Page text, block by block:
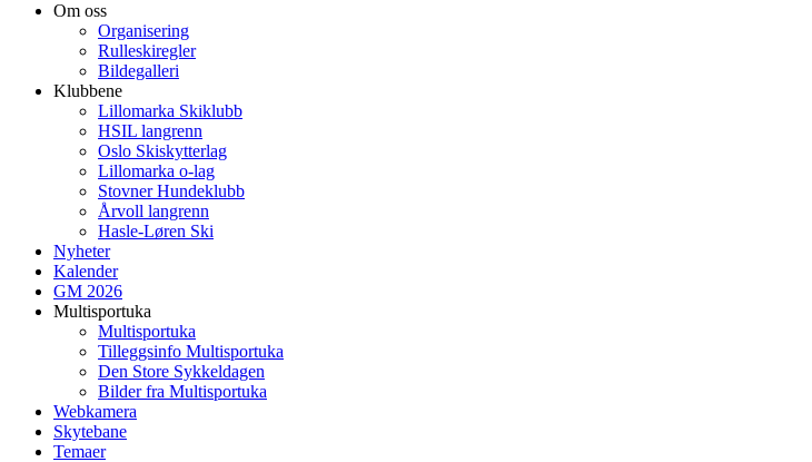
Om oss
Organisering
Rulleskiregler
Bildegalleri
Klubbene
Lillomarka Skiklubb
HSIL langrenn
Oslo Skiskytterlag
Lillomarka o-lag
Stovner Hundeklubb
Årvoll langrenn
Hasle-Løren Ski
Nyheter
Kalender
GM 2026
Multisportuka
Multisportuka
Tilleggsinfo Multisportuka
Den Store Sykkeldagen
Bilder fra Multisportuka
Webkamera
Skytebane
Temaer